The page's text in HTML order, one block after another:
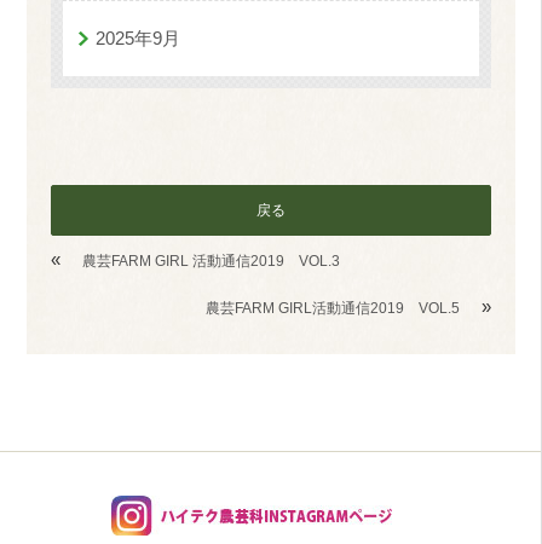
2025年9月
戻る
« 農芸FARM GIRL 活動通信2019 VOL.3
農芸FARM GIRL活動通信2019 VOL.5 »